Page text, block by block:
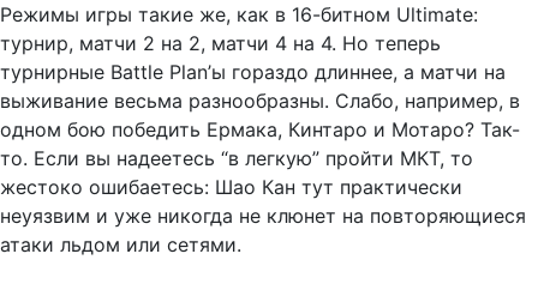
Режимы игры такие же, как в 16-битном Ultimate:
турнир, матчи 2 на 2, матчи 4 на 4. Но теперь
турнирные Battle Plan’ы гораздо длиннее, а матчи на
выживание весьма разнообразны. Слабо, например, в
одном бою победить Ермака, Кинтаро и Мотаро? Так-
то. Если вы надеетесь “в легкую” пройти МКТ, то
жестоко ошибаетесь: Шао Кан тут практически
неуязвим и уже никогда не клюнет на повторяющиеся
атаки льдом или сетями.